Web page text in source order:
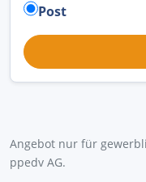
Post
Angebot nur für
ppedv AG.